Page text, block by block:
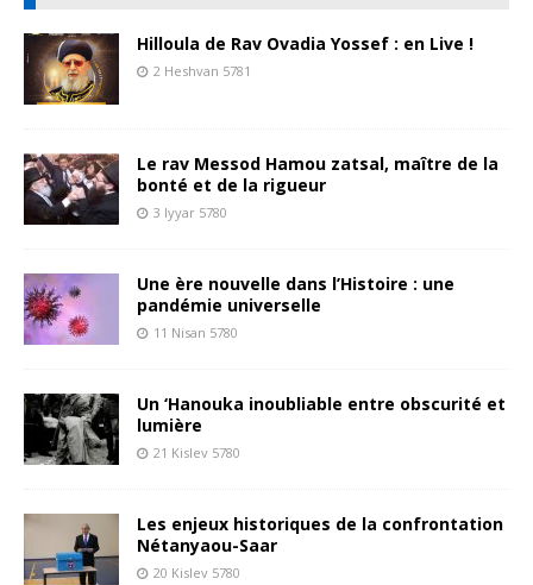
Hilloula de Rav Ovadia Yossef : en Live !
2 Heshvan 5781
Le rav Messod Hamou zatsal, maître de la
bonté et de la rigueur
3 Iyyar 5780
Une ère nouvelle dans l’Histoire : une
pandémie universelle
11 Nisan 5780
Un ‘Hanouka inoubliable entre obscurité et
lumière
21 Kislev 5780
Les enjeux historiques de la confrontation
Nétanyaou-Saar
20 Kislev 5780